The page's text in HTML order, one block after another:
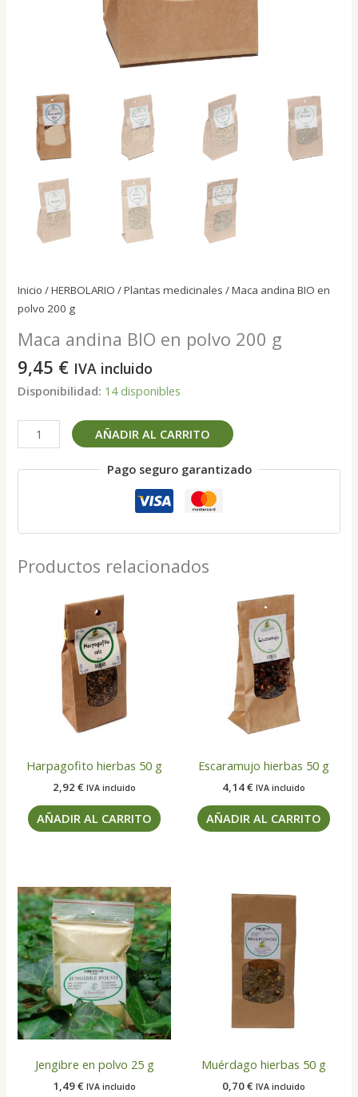
Inicio /HERBOLARIO /Plantas medicinales / Maca andina BIO en
polvo 200 g
Maca andina BIO en polvo 200 g
9,45 € IVA incluido
Disponibilidad: 14 disponibles
Maca
andina
BIO
g
cantidad
AÑADIR AL CARRITO
Pago seguro garantizado
Productos relacionados
Harpagofito hierbas 50 g
2,92€ IVA incluido
AÑADIR AL CARRITO
Escaramujo hierbas 50 g
4,14€ IVA incluido
AÑADIR AL CARRITO
Jengibre en polvo 25 g
1,49€ IVA incluido
Muérdago hierbas 50 g
0,70€ IVA incluido